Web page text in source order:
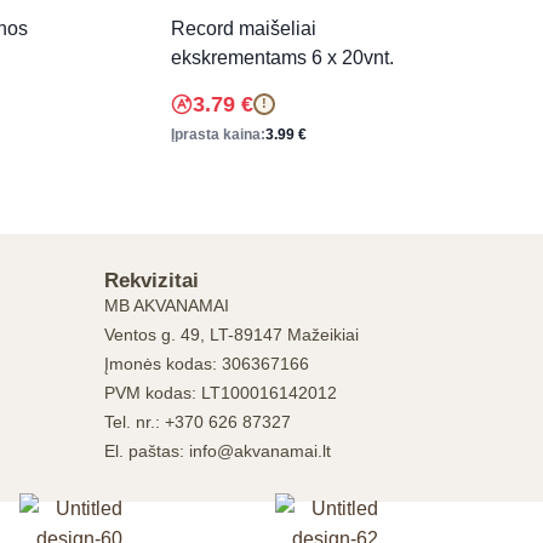
Record maišeliai
ekskrementams 6 x 20vnt.
3.79 € !
Įprasta kaina:3.99 €
Rekvizitai
MB AKVANAMAI
Ventos g. 49, LT-89147 Mažeikiai
Įmonės kodas: 306367166
PVM kodas: LT100016142012
Tel. nr.: +370 626 87327
El. paštas: info@akvanamai.lt